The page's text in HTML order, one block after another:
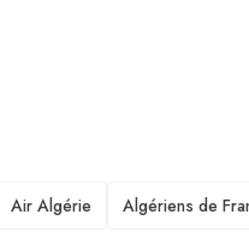
Air Algérie Algériens de